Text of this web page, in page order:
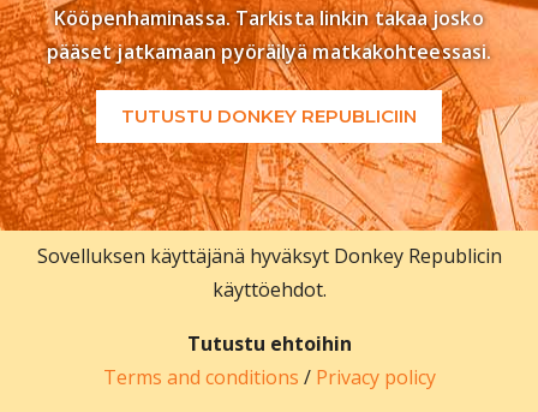
Kööpenhaminassa. Tarkista linkin takaa josko
pääset jatkamaan pyöräilyä matkakohteessasi.
TUTUSTU DONKEY REPUBLICIIN
Sovelluksen käyttäjänä hyväksyt Donkey Republicin
käyttöehdot.
Tutustu ehtoihin
Terms and conditions / Privacy policy